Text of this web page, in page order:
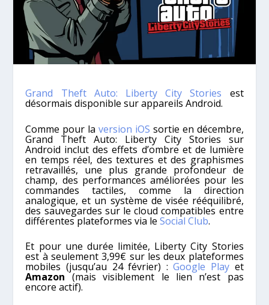
Grand Theft Auto: Liberty City Stories est
désormais disponible sur appareils Android.
Comme pour laversion iOS sortie en décembre,
Grand Theft Auto: Liberty City Stories sur
Android inclut des effets d’ombre et de lumière
en temps réel, des textures et des graphismes
retravaillés, une plus grande profondeur de
champ, des performances améliorées pour les
commandes tactiles, comme la direction
analogique, et un système de visée rééquilibré,
des sauvegardes sur le cloud compatibles entre
différentes plateformes via leSocial Club.
Et pour une durée limitée, Liberty City Stories
est à seulement 3,99€ sur les deux plateformes
mobiles (jusqu’au 24 février) :Google Play et
Amazon (mais visiblement le lien n’est pas
encore actif).